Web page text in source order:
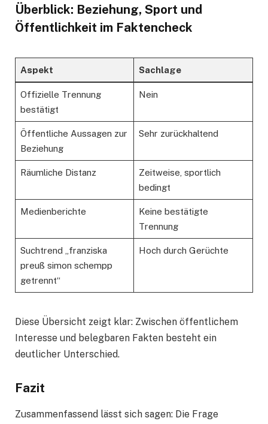
Überblick: Beziehung, Sport und
Öffentlichkeit im Faktencheck
Aspekt Sachlage
Offizielle Trennung
bestätigt
Nein
Öffentliche Aussagen zur
Beziehung
Sehr zurückhaltend
Räumliche Distanz
Zeitweise, sportlich
bedingt
Medienberichte
Keine bestätigte
Trennung
Suchtrend „franziska
preuß simon schempp
getrennt“
Hoch durch Gerüchte
Diese Übersicht zeigt klar: Zwischen öffentlichem
Interesse und belegbaren Fakten besteht ein
deutlicher Unterschied.
Fazit
Zusammenfassend lässt sich sagen: Die Frage